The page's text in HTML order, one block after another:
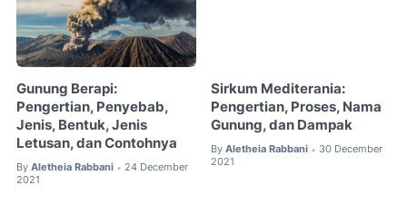
Gunung Berapi:
Pengertian, Penyebab,
Jenis, Bentuk, Jenis
Letusan, dan Contohnya
By Aletheia Rabbani • 24 December
2021
Sirkum Mediterania:
Pengertian, Proses, Nama
Gunung, dan Dampak
By Aletheia Rabbani • 30 December
2021